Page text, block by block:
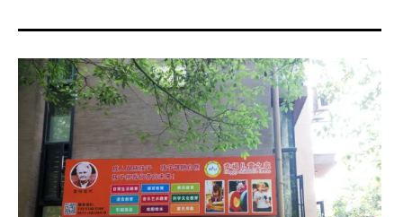
sites & blogs
poésie & cie
workshops & ateliers